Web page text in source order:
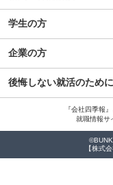
学生の方
企業の方
後悔しない就活のために
『会社四季報
就職情報サ
【株式